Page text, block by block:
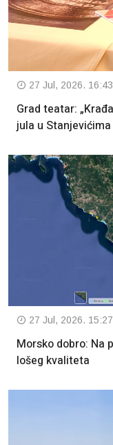
27 Jul, 2026.
Grad teatar:
jula u Stanjevićima
27 Jul, 2026.
Morsko dobro: Na
lošeg kvaliteta